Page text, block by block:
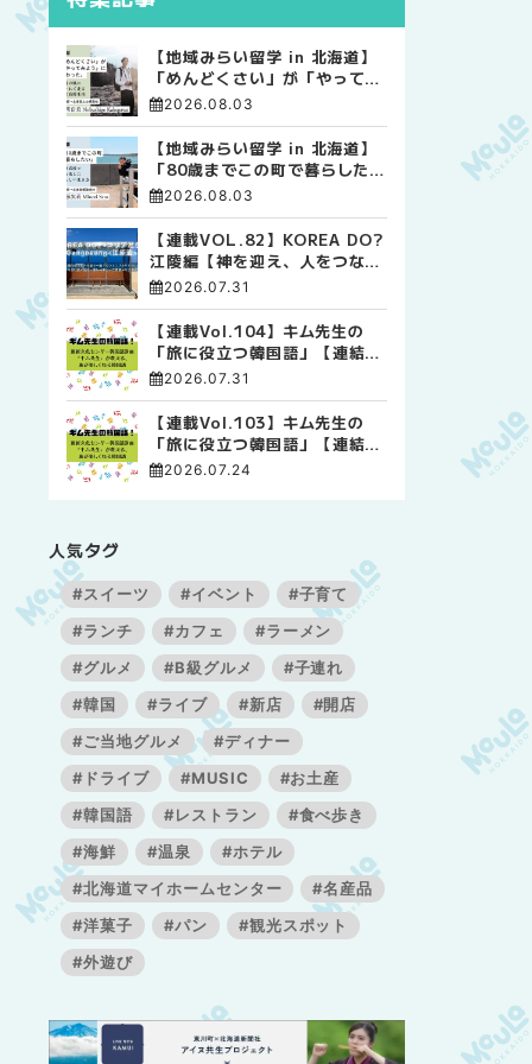
【地域みらい留学 in 北海道】
「めんどくさい」が「やってみ
よう」に変わった。 十勝の風
自由な高校生活
2026.08.03
【地域みらい留学 in 北海道】
「80歳までこの町で暮らした
い」 標津高校で踏み出した、
2026.08.03
【連載VOL.82】KOREA DO?
江陵編【神を迎え、人をつなぐ
時間 ― 江陵端午祭 】
2026.07.31
【連載Vol.104】キム先生の
「旅に役立つ韓国語」【連結語
尾について その4】
2026.07.31
【連載Vol.103】キム先生の
「旅に役立つ韓国語」【連結語
尾について その3】
2026.07.24
人気タグ
#スイーツ #イベント
#子育て
#ランチ
#カフェ
#ラーメン
#グルメ
#B級グルメ
#子連れ
#韓国
#ライブ #新店
#開店
#ご当地グルメ
#ディナー
#ドライブ
#MUSIC
#お土産
#韓国語
#レストラン
#食べ歩き
#海鮮
#温泉
#ホテル
#北海道マイホームセンター
#名産品
#洋菓子
#パン
#観光スポット
#外遊び